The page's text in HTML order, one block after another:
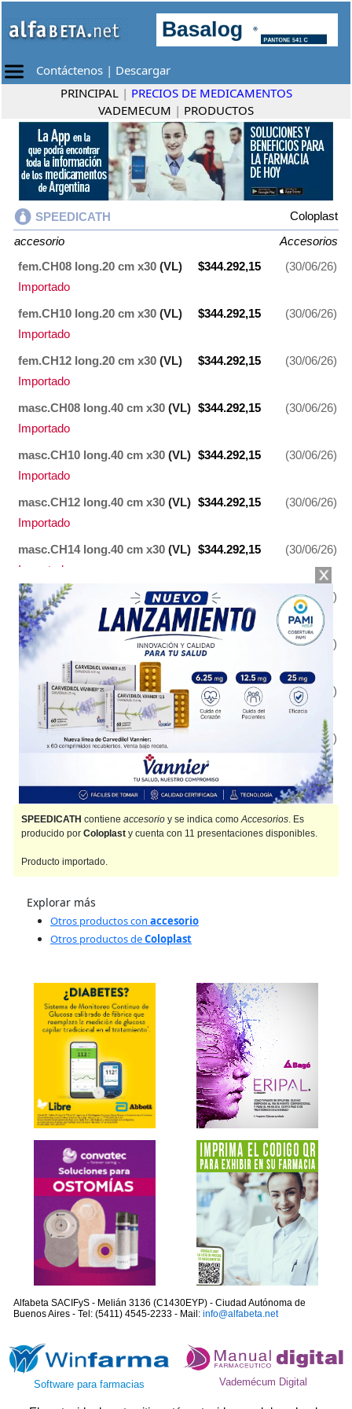
Contáctenos | Descargar
PRINCIPAL | PRECIOS DE MEDICAMENTOS
VADEMECUM | PRODUCTOS
SPEEDICATH
Coloplast
accesorio
Accesorios
fem.CH08 long.20 cm x30 (VL) $344.292,15
(30/06/26)
Importado
fem.CH10 long.20 cm x30 (VL) $344.292,15
(30/06/26)
Importado
fem.CH12 long.20 cm x30 (VL) $344.292,15
(30/06/26)
Importado
masc.CH08 long.40 cm x30 (VL) $344.292,15
(30/06/26)
Importado
masc.CH10 long.40 cm x30 (VL) $344.292,15
(30/06/26)
Importado
masc.CH12 long.40 cm x30 (VL) $344.292,15
(30/06/26)
Importado
masc.CH14 long.40 cm x30 (VL) $344.292,15
(30/06/26)
Importado
neo CH06 long.20 cm x30(VL) $356.608,09
(30/06/26)
Importado
neo CH08 long.30 cm x30(VL) $356.608,09
(30/06/26)
Importado
ped. CH06 long.30 cm x30(VL) $356.608,09
(30/06/26)
Importado
ped. CH08 long.30 cm x30
(30/06/26)
SPEEDICATH contiene accesorio y se indica comoAccesorios. Es
producido por Coloplast y cuenta con 11 presentaciones disponibles.
Producto importado.
Explorar más
Otros productos con accesorio
Otros productos deColoplast
Alfabeta SACIFyS - Melián 3136 (C1430EYP) - Ciudad Autónoma de
Buenos Aires - Tel: (5411) 4545-2233 - Mail: info@alfabeta.net
Software para farmacias Vademécum Digital